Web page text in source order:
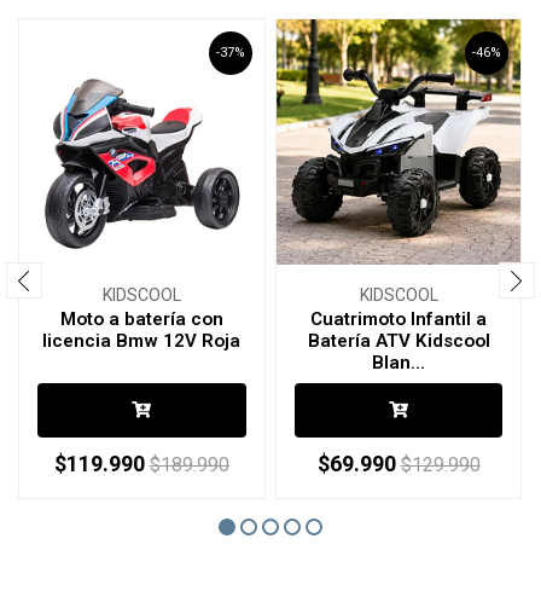
-37%
KIDSCOOL
Moto a batería con
licencia Bmw 12V Roja
$119.990 $189.990
-46%
KIDSCOOL
Cuatrimoto Infantil a
Batería ATV Kidscool
Blan...
$69.990 $129.990